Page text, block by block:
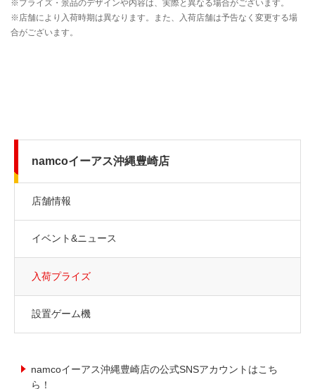
namcoイーアス沖縄豊崎店
店舗情報
イベント&ニュース
入荷プライズ
設置ゲーム機
namcoイーアス沖縄豊崎店の公式SNSアカウントはこち
ら！